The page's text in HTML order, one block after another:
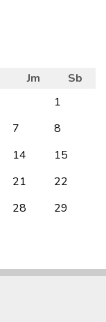
Jm
Sb
1
7
8
14
15
21
22
28
29